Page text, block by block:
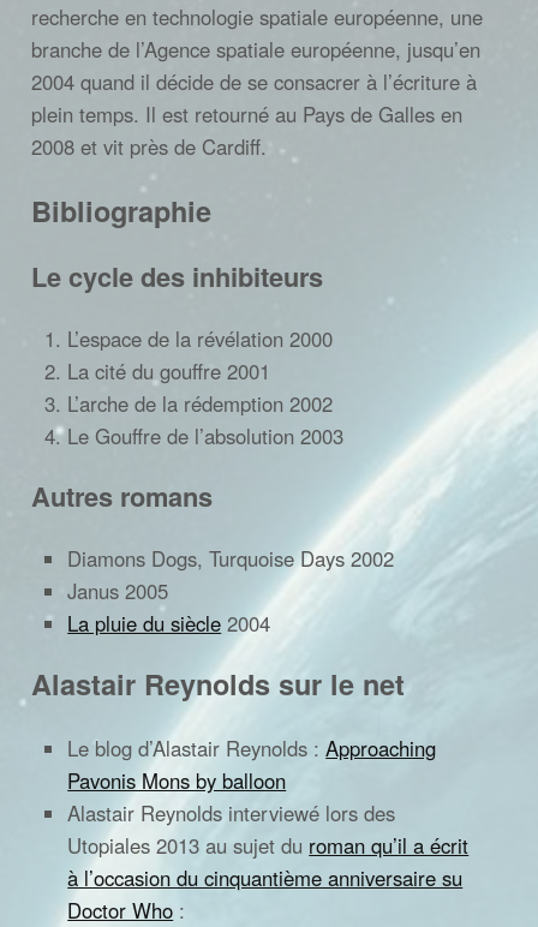
recherche en technologie spatiale européenne, une
branche de l’Agence spatiale européenne, jusqu’en
2004 quand il décide de se consacrer à l’écriture à
plein temps. Il est retourné au Pays de Galles en
2008 et vit près de Cardiff.
Bibliographie
Le cycle des inhibiteurs
L’espace de la révélation 2000
La cité du gouffre 2001
L’arche de la rédemption 2002
Le Gouffre de l’absolution 2003
Autres romans
Diamons Dogs, Turquoise Days 2002
Janus 2005
La pluie du siècle 2004
Alastair Reynolds sur le net
Le blog d’Alastair Reynolds :Approaching
Pavonis Mons by balloon
Alastair Reynolds interviewé lors des
Utopiales 2013 au sujet du roman qu’il a écrit
à l’occasion du cinquantième anniversaire su
Doctor Who :